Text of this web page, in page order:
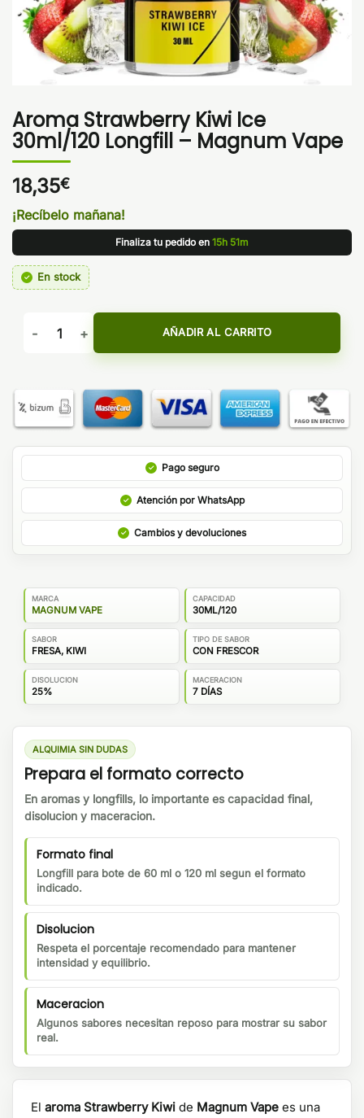
Aroma Strawberry Kiwi Ice
30ml/120 Longfill – Magnum Vape
18,35€
¡Recíbelo mañana!
Finaliza tu pedido en 15h 51m
En stock
Aroma Strawberry Kiwi Ice 30ml/120 Longfill - Magnum
AÑADIR AL CARRITO
Pago seguro
Atención por WhatsApp
Cambios y devoluciones
MARCA
MAGNUM VAPE
CAPACIDAD
30ML/120
SABOR
FRESA, KIWI
TIPO DE SABOR
CON FRESCOR
DISOLUCION
25%
MACERACION
7 DÍAS
ALQUIMIA SIN DUDAS
Prepara el formato correcto
En aromas y longfills, lo importante es capacidad final,
disolucion y maceracion.
Formato final
Longfill para bote de 60 ml o 120 ml segun el formato
indicado.
Disolucion
Respeta el porcentaje recomendado para mantener
intensidad y equilibrio.
Maceracion
Algunos sabores necesitan reposo para mostrar su sabor
real.
El aroma Strawberry Kiwi de Magnum Vape es una